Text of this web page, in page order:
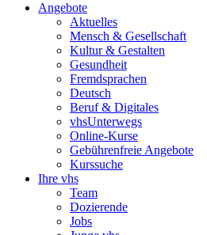
Angebote
Aktuelles
Mensch & Gesellschaft
Kultur & Gestalten
Gesundheit
Fremdsprachen
Deutsch
Beruf & Digitales
vhsUnterwegs
Online-Kurse
Gebührenfreie Angebote
Kurssuche
Ihre vhs
Team
Dozierende
Jobs